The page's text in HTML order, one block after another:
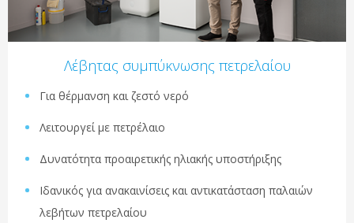
Λέβητας συμπύκνωσης πετρελαίου
Για θέρμανση και ζεστό νερό
Λειτουργεί με πετρέλαιο
Δυνατότητα προαιρετικής ηλιακής υποστήριξης
Ιδανικός για ανακαινίσεις και αντικατάσταση παλαιών
λεβήτων πετρελαίου